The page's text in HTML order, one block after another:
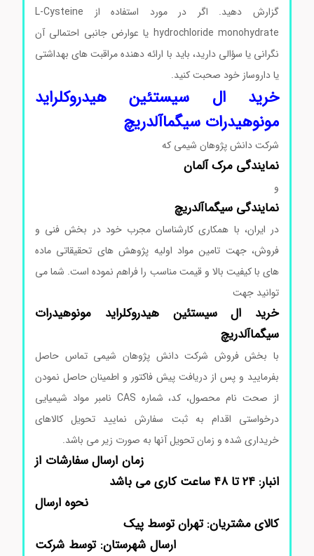
گزارش دهید. اگر در مورد استفاده از L-Cysteine
hydrochloride monohydrate یا عوارض جانبی احتمالی آن
نگرانی یا سؤالی دارید، باید با ارائه دهنده مراقبت های بهداشتی
یا داروساز خود صحبت کنید.
خرید ال سیستئین هیدروکلراید
مونوهیدرات سیگماآلدریچ
شرکت دانش پژوهان شیمی که
نمایندگیمرکآلمان
نمایندگیسیگماآلدریچ
در ایران، با همکاری کارشناسان مجرب خود در بخش فنی و
فروش، جهت تامین مواد اولیه پژوهش های تحقیقاتی ماده
های با کیفیت بالا و قیمت مناسب را فراهم نموده است. شما می
توانید جهت
خرید ال سیستئین هیدروکلراید مونوهیدرات
سیگماآلدریچ
با بخش فروش شرکت دانش پژوهان شیمی تماس حاصل
بفرمایید و پس از دریافت پیش فاکتور و اطمینان حاصل نمودن
از صحت نام محصول، کد، شماره CAS نامبر مواد شیمیایی
درخواستی اقدام به ثبت سفارش نمایید تحویل کالاهای
خریداری شده و زمان تحویل آنها به صورت زیر می باشد.
زمان ارسال سفارشات از
انبار: ۲۴ تا ۴۸ ساعت کاری می باشد
نحوه ارسال
کالای مشتریان: تهران توسط پیک
ارسال شهرستان: توسط شرکت